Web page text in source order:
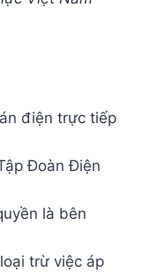
điện trực tiếp
Đoàn Điện
là bên
trừ việc áp